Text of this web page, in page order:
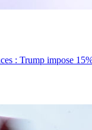
: Trump impose